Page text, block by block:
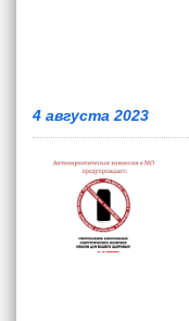
4 августа 2023